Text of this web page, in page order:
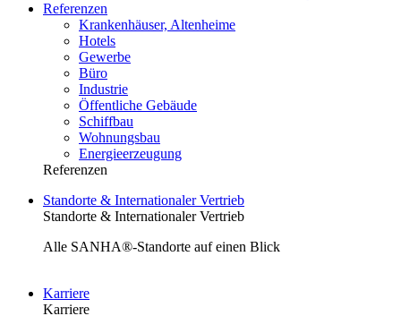
Referenzen
Krankenhäuser, Altenheime
Hotels
Gewerbe
Büro
Industrie
Öffentliche Gebäude
Schiffbau
Wohnungsbau
Energieerzeugung
Referenzen
Standorte & Internationaler Vertrieb
Standorte & Internationaler Vertrieb
Alle SANHA®-Standorte auf einen Blick
Karriere
Karriere